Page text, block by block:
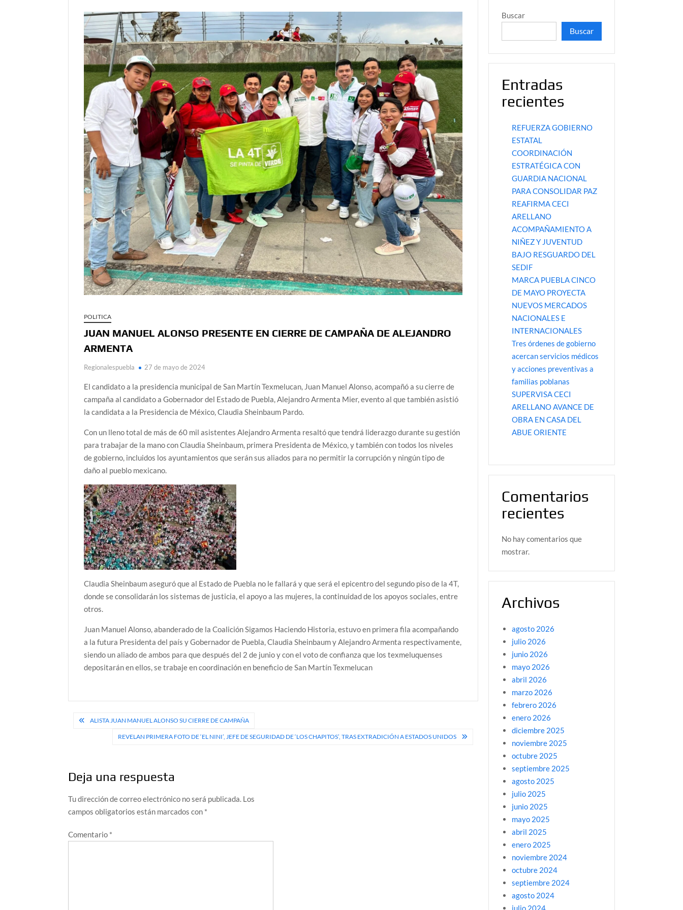
POLITICA
JUAN MANUEL ALONSO PRESENTE EN CIERRE DE CAMPAÑA DE ALEJANDRO
ARMENTA
Regionalespuebla 27 de mayo de 2024
El candidato a la presidencia municipal de San Martín Texmelucan, Juan Manuel Alonso, acompañó a su cierre de
campaña al candidato a Gobernador del Estado de Puebla, Alejandro Armenta Mier, evento al que también asistió
la candidata a la Presidencia de México, Claudia Sheinbaum Pardo.
Con un lleno total de más de 60 mil asistentes Alejandro Armenta resaltó que tendrá liderazgo durante su gestión
para trabajar de la mano con Claudia Sheinbaum, primera Presidenta de México, y también con todos los niveles
de gobierno, incluidos los ayuntamientos que serán sus aliados para no permitir la corrupción y ningún tipo de
daño al pueblo mexicano.
Claudia Sheinbaum aseguró que al Estado de Puebla no le fallará y que será el epicentro del segundo piso de la 4T,
donde se consolidarán los sistemas de justicia, el apoyo a las mujeres, la continuidad de los apoyos sociales, entre
otros.
Juan Manuel Alonso, abanderado de la Coalición Sigamos Haciendo Historia, estuvo en primera fila acompañando
a la futura Presidenta del país y Gobernador de Puebla, Claudia Sheinbaum y Alejandro Armenta respectivamente,
siendo un aliado de ambos para que después del 2 de junio y con el voto de confianza que los texmeluquenses
depositarán en ellos, se trabaje en coordinación en beneficio de San Martín Texmelucan
Navegación
ALISTA JUAN MANUEL ALONSO SU CIERRE DE CAMPAÑA
REVELAN PRIMERA FOTO DE ‘EL NINI’, JEFE DE SEGURIDAD DE ‘LOS CHAPITOS’, TRAS EXTRADICIÓN A ESTADOS UNIDOS
Deja una respuesta
Tu dirección de correo electrónico no será publicada. Los
campos obligatorios están marcados con *
Comentario *
Buscar
Buscar
Entradas
recientes
REFUERZA GOBIERNO
ESTATAL
COORDINACIÓN
ESTRATÉGICA CON
GUARDIA NACIONAL
PARA CONSOLIDAR PAZ
REAFIRMA CECI
ARELLANO
ACOMPAÑAMIENTO A
NIÑEZ Y JUVENTUD
BAJO RESGUARDO DEL
SEDIF
MARCA PUEBLA CINCO
DE MAYO PROYECTA
NUEVOS MERCADOS
NACIONALES E
INTERNACIONALES
Tres órdenes de gobierno
acercan servicios médicos
y acciones preventivas a
familias poblanas
SUPERVISA CECI
ARELLANO AVANCE DE
OBRA EN CASA DEL
ABUE ORIENTE
Comentarios
recientes
No hay comentarios que
mostrar.
Archivos
agosto 2026
julio 2026
junio 2026
mayo 2026
abril 2026
marzo 2026
febrero 2026
enero 2026
diciembre 2025
noviembre 2025
octubre 2025
septiembre 2025
agosto 2025
julio 2025
junio 2025
mayo 2025
abril 2025
enero 2025
noviembre 2024
octubre 2024
septiembre 2024
agosto 2024
julio 2024